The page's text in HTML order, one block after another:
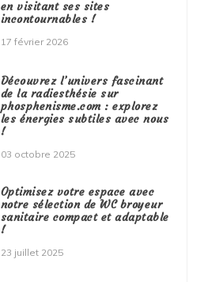
en visitant ses sites
incontournables !
17 février 2026
Découvrez l’univers fascinant
de la radiesthésie sur
phosphenisme.com : explorez
les énergies subtiles avec nous
!
03 octobre 2025
Optimisez votre espace avec
notre sélection de WC broyeur
sanitaire compact et adaptable
!
23 juillet 2025